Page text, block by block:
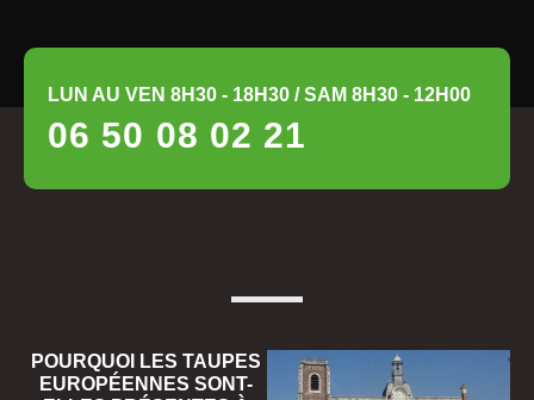
LUN AU VEN 8H30 - 18H30 / SAM 8H30 - 12H00
06 50 08 02 21
POURQUOI LES TAUPES
EUROPÉENNES SONT-